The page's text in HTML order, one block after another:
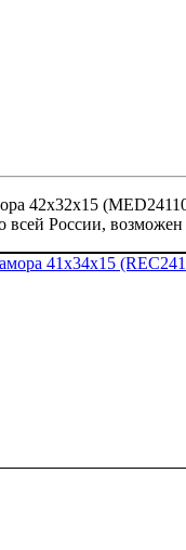
42х32х15
всей России, возможен